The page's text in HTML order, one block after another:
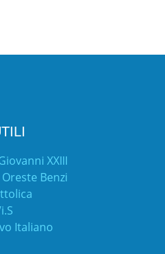
XXIII
Benzi
Italiano